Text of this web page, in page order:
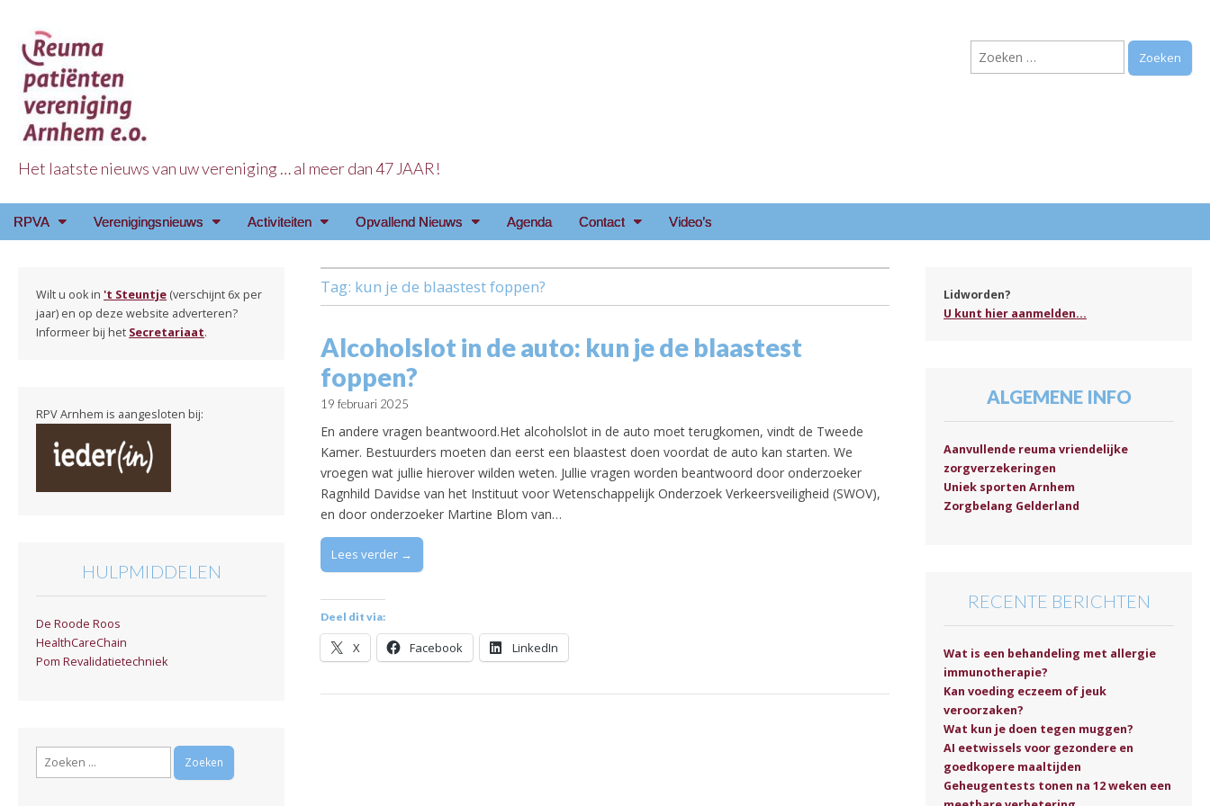
Reuma Patienten Vereniging Arnhem e.o.
Het laatste nieuws van uw vereniging … al meer dan 47 JAAR!
Zoeken
naar:
Main
Skip
RPVA Verenigingsnieuws Activiteiten Opvallend Nieuws Agenda Contact Video’s
Tag: kun je de blaastest foppen?
Alcoholslot in de auto: kun je de blaastest
foppen?
19 februari 2025
En andere vragen beantwoord.Het alcoholslot in de auto moet terugkomen, vindt de Tweede
Kamer. Bestuurders moeten dan eerst een blaastest doen voordat de auto kan starten. We
vroegen wat jullie hierover wilden weten. Jullie vragen worden beantwoord door onderzoeker
Ragnhild Davidse van het Instituut voor Wetenschappelijk Onderzoek Verkeersveiligheid (SWOV),
en door onderzoeker Martine Blom van…
Lees verder →
Deel dit via:
X Facebook LinkedIn
Wilt u ook in 't Steuntje (verschijnt 6x per
jaar) en op deze website adverteren?
Informeer bij het Secretariaat.
RPV Arnhem is aangesloten bij:
HULPMIDDELEN
De Roode Roos
HealthCareChain
Pom Revalidatietechniek
Zoeken
Lidworden?
U kunt hier aanmelden...
ALGEMENE INFO
Aanvullende reuma vriendelijke
zorgverzekeringen
Uniek sporten Arnhem
Zorgbelang Gelderland
RECENTE BERICHTEN
Wat is een behandeling met allergie
immunotherapie?
Kan voeding eczeem of jeuk
veroorzaken?
Wat kun je doen tegen muggen?
AI eetwissels voor gezondere en
goedkopere maaltijden
Geheugentests tonen na 12 weken een